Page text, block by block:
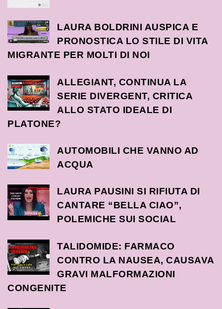
LAURA BOLDRINI AUSPICA E
PRONOSTICA LO STILE DI VITA
MIGRANTE PER MOLTI DI NOI
ALLEGIANT, CONTINUA LA
SERIE DIVERGENT, CRITICA
ALLO STATO IDEALE DI
PLATONE?
AUTOMOBILI CHE VANNO AD
ACQUA
LAURA PAUSINI SI RIFIUTA DI
CANTARE “BELLA CIAO”,
POLEMICHE SUI SOCIAL
TALIDOMIDE: FARMACO
CONTRO LA NAUSEA, CAUSAVA
GRAVI MALFORMAZIONI
CONGENITE